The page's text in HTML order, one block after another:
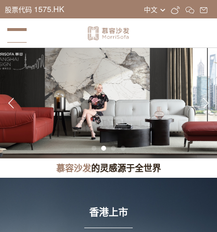
股票代码 1575.HK 中文
慕容沙发的灵感源于全世界
香港上市